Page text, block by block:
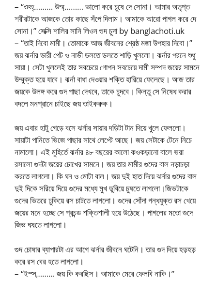
– “ওহ্হ্……… উম্ম্……… ভালো করে চুষে দে সোনা। আমার অতৃপ্ত
শরীরটাকে আজকে তোর কাছে সঁপে দিলাম। আমাকে আরো পাগল করে দে
সোনা।” সেক্সি শালির সানি লিওন গুদ চুদা by banglachoti.uk
– “তাই দিবো মামী। তোমাকে আজ জীবনের শ্রেষ্ঠ মজা উপহার দিবো।”
জয় ঝর্নার ভারী পেট ও নাভী ডলতে ডলতে শাড়ি খুললো। ঝর্নার পরনে শুধু
সায়া। সেটা খুললেই তার সবচেয়ে গোপন সবচেয়ে দামী সম্পদ জয়ের সামনে
উম্মুক্ত হয়ে যাবে। ঝর্না বাধা দেওয়ার শক্তি হারিয়ে ফেলেছে। আজ তার
জয়কে উলঙ্গ করে গুদ পাছা দেখবে, তাকে চুদবে। কিন্তু সে নিষেধ করার
বদলে মনপ্রানে চাইছে জয় তাইকরুক।
জয় এবার হাটু গেড়ে বসে ঝর্নার সায়ার দড়িটা টান দিয়ে খুলে ফেললো।
সায়াটা পানিতে ভিজে পাছার সাথে লেপ্টে আছে। জয় সেটাকে টেনে নিচে
নামালো। এই মুহির্তে ঝর্নার ৪৮ বছরের কালো কওকড়ানো বালে ভরা
রসালো গুদটা জয়ের চোখের সামনে। জয় তার মামীর গুদের বাল নড়াচড়া
করতে লাগলো। কি ঘন ও মোটা বাল। জয় দুই হাত দিয়ে ঝর্নার গুদের বাল
দুই দিকে সরিয়ে দিয়ে গুদের মধ্যে মুখ ডুবিয়ে চুষতে লাগলো।জিভটাকে
গুদের ভিতরে ঢুকিয়ে রস চাটতে লাগলো। গুদের সোঁদা গন্ধযুক্ত রস খেয়ে
জয়ের মনে হচ্ছে সে প্রচন্ড শক্তিশালী হয়ে উঠেছে। পাগলের মতো গুদে
জিভ ঘষতে লাগলো।
গুদ চোষার ব্যাপারটা এর আগে ঝর্নার জীবনে ঘটেনি। তার গুদ দিয়ে হড়হড়
করে রস বের হতে লাগলো।
– “ইস্স্……… জয় কি করছিস। আমাকে মেরে ফেলবি নাকি।”